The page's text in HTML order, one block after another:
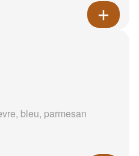
bleu, parmesan